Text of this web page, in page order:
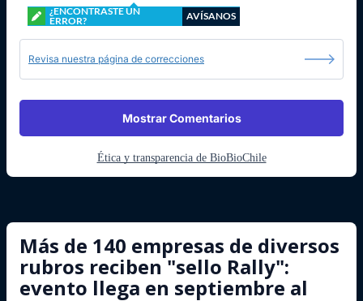
¿ENCONTRASTE UN
ERROR?
AVÍSANOS
Revisa nuestra página de correcciones
Mostrar Comentarios
Ética y transparencia de BioBioChile
Más de 140 empresas de diversos
rubros reciben "sello Rally":
evento llega en septiembre al